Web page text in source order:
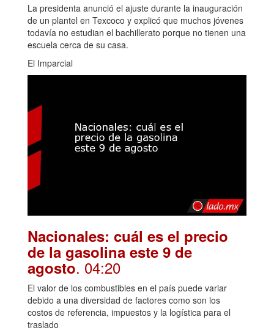
La presidenta anunció el ajuste durante la inauguración
de un plantel en Texcoco y explicó que muchos jóvenes
todavía no estudian el bachillerato porque no tienen una
escuela cerca de su casa.
El Imparcial
Nacionales: cuál es el precio
de la gasolina este 9 de
agosto. 04:20
El valor de los combustibles en el país puede variar
debido a una diversidad de factores como son los
costos de referencia, impuestos y la logística para el
traslado